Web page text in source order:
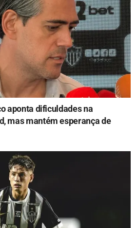
aponta dificuldades na
mas mantém esperança de